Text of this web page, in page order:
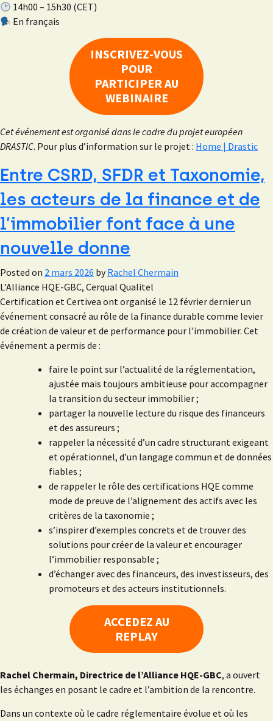
14h00 – 15h30 (CET)
En français
INSCRIVEZ-VOUS
POUR
PARTICIPER AU
WEBINAIRE
Cet événement est organisé dans le cadre du projet européen
DRASTIC. Pour plus d’information sur le projet : Home | Drastic
Entre CSRD, SFDR et Taxonomie,
les acteurs de la finance et de
l’immobilier font face à une
nouvelle donne
Posted on 2 mars 2026 byRachel Chermain
L’Alliance HQE-GBC, Cerqual Qualitel
Certification et Certivea ont organisé le 12 février dernier un
événement consacré au rôle de la finance durable comme levier
de création de valeur et de performance pour l’immobilier. Cet
événement a permis de :
faire le point sur l’actualité de la réglementation,
ajustée mais toujours ambitieuse pour accompagner
la transition du secteur immobilier ;
partager la nouvelle lecture du risque des financeurs
et des assureurs ;
rappeler la nécessité d’un cadre structurant exigeant
et opérationnel, d’un langage commun et de données
fiables ;
de rappeler le rôle des certifications HQE comme
mode de preuve de l’alignement des actifs avec les
critères de la taxonomie ;
s’inspirer d’exemples concrets et de trouver des
solutions pour créer de la valeur et encourager
l’immobilier responsable ;
d’échanger avec des financeurs, des investisseurs, des
promoteurs et des acteurs institutionnels.
ACCEDEZ AU
REPLAY
Rachel Chermain, Directrice de l’Alliance HQE-GBC, a ouvert
les échanges en posant le cadre et l’ambition de la rencontre.
Dans un contexte où le cadre réglementaire évolue et où les